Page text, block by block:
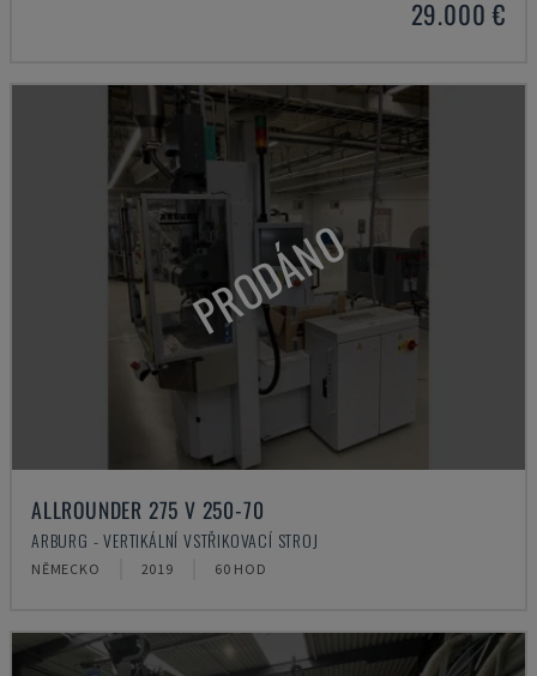
29.000 €
PRODÁNO
ALLROUNDER 275 V 250-70
ARBURG - VERTIKÁLNÍ VSTŘIKOVACÍ STROJ
NĚMECKO 2019 60 HOD